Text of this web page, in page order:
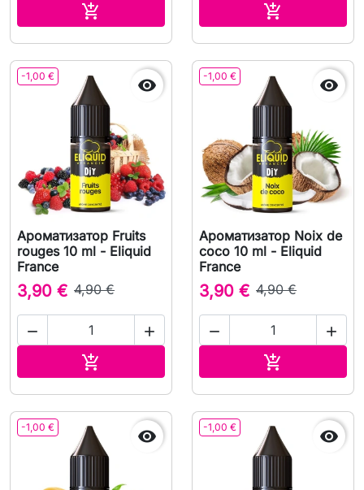
 
-1,00 € 
Ароматизатор Fruits
rouges 10 ml - Eliquid
France
3,90 € 4,90 €
 

-1,00 € 
Ароматизатор Noix de
coco 10 ml - Eliquid
France
3,90 € 4,90 €
 

-1,00 €  -1,00 € 